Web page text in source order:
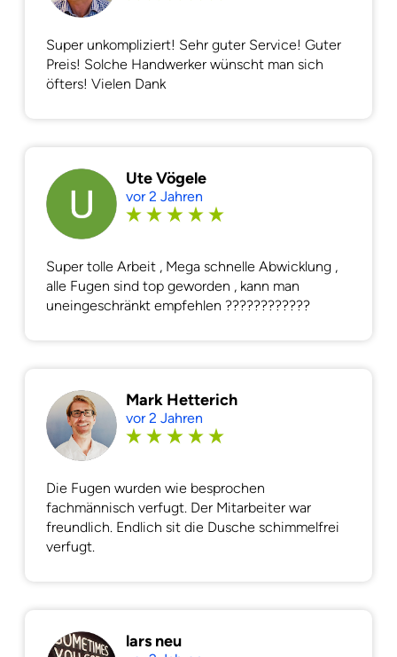
Super unkompliziert! Sehr guter Service! Guter
Preis! Solche Handwerker wünscht man sich
öfters! Vielen Dank
Ute Vögele
vor 2 Jahren
Super tolle Arbeit , Mega schnelle Abwicklung ,
alle Fugen sind top geworden , kann man
uneingeschränkt empfehlen ????????????
Mark Hetterich
vor 2 Jahren
Die Fugen wurden wie besprochen
fachmännisch verfugt. Der Mitarbeiter war
freundlich. Endlich sit die Dusche schimmelfrei
verfugt.
lars neu